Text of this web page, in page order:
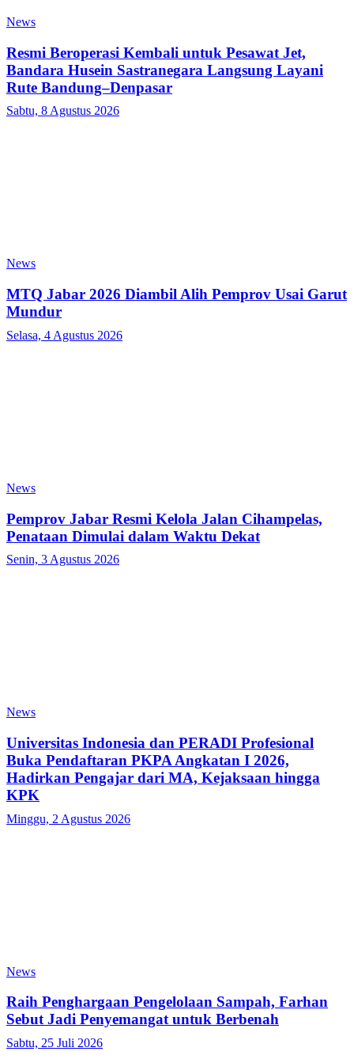
News
Resmi Beroperasi Kembali untuk Pesawat Jet,
Bandara Husein Sastranegara Langsung Layani
Rute Bandung–Denpasar
Sabtu, 8 Agustus 2026
News
MTQ Jabar 2026 Diambil Alih Pemprov Usai Garut
Mundur
Selasa, 4 Agustus 2026
News
Pemprov Jabar Resmi Kelola Jalan Cihampelas,
Penataan Dimulai dalam Waktu Dekat
Senin, 3 Agustus 2026
News
Universitas Indonesia dan PERADI Profesional
Buka Pendaftaran PKPA Angkatan I 2026,
Hadirkan Pengajar dari MA, Kejaksaan hingga
KPK
Minggu, 2 Agustus 2026
News
Raih Penghargaan Pengelolaan Sampah, Farhan
Sebut Jadi Penyemangat untuk Berbenah
Sabtu, 25 Juli 2026